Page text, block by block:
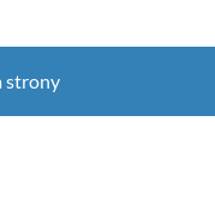
strony